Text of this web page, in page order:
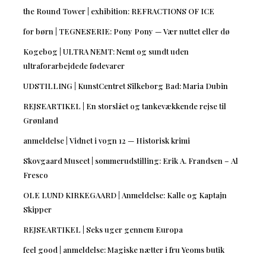
the Round Tower | exhibition: REFRACTIONS OF ICE
for børn | TEGNESERIE: Pony Pony — Vær nuttet eller dø
Kogebog | ULTRA NEMT: Nemt og sundt uden
ultraforarbejdede fødevarer
UDSTILLING | KunstCentret Silkeborg Bad: Maria Dubin
REJSEARTIKEL | En storslået og tankevækkende rejse til
Grønland
anmeldelse | Vidnet i vogn 12 — Historisk krimi
Skovgaard Museet | sommerudstilling: Erik A. Frandsen – Al
Fresco
OLE LUND KIRKEGAARD | Anmeldelse: Kalle og Kaptajn
Skipper
REJSEARTIKEL | Seks uger gennem Europa
feel good | anmeldelse: Magiske nætter i fru Yeoms butik